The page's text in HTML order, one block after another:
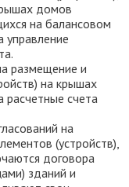
домов
на балансовом
размещение и
на крышах
расчетные счета
на
(устройств),
договора
зданий и